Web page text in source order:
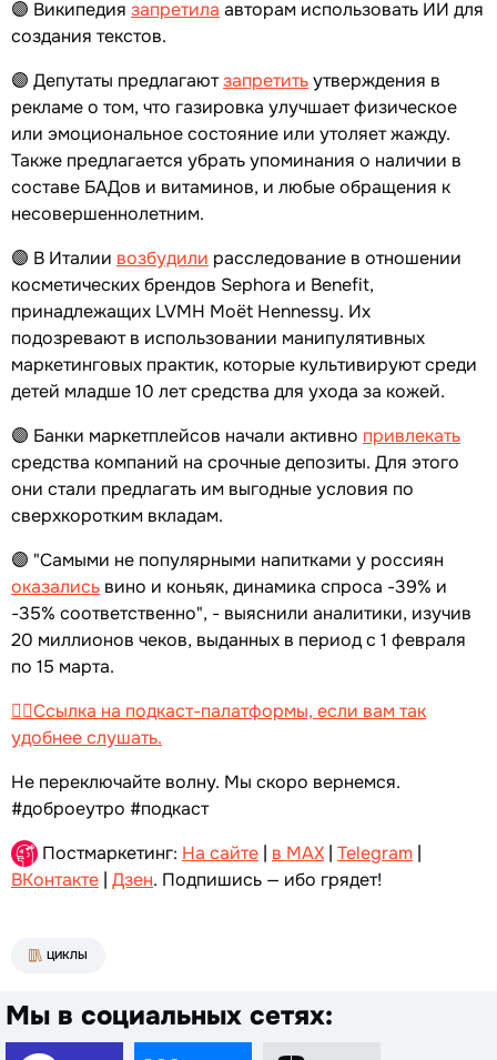
🟣 Википедия запретила авторам использовать ИИ для
создания текстов.
🟣 Депутаты предлагаютзапретитьутверждения в
рекламе о том, что газировка улучшает физическое
или эмоциональное состояние или утоляет жажду.
Также предлагается убрать упоминания о наличии в
составе БАДов и витаминов, и любые обращения к
несовершеннолетним.
🟣 В Италии возбудили расследование в отношении
косметических брендов Sephora и Benefit,
принадлежащих LVMH Moët Hennessy. Их
подозревают в использовании манипулятивных
маркетинговых практик, которые культивируют среди
детей младше 10 лет средства для ухода за кожей.
🟣 Банки маркетплейсов начали активно привлекать
средства компаний на срочные депозиты. Для этого
они стали предлагать им выгодные условия по
сверхкоротким вкладам.
🟣 "Самыми не популярными напитками у россиян
оказались вино и коньяк, динамика спроса -39% и
-35% соответственно", - выяснили аналитики, изучив
20 миллионов чеков, выданных в период с 1 февраля
по 15 марта.
👉🏻Ссылка на подкаст-палатформы, если вам так
удобнее слушать.
Не переключайте волну. Мы скоро вернемся.
#доброеутро #подкаст
Постмаркетинг: На сайте | в MAX | Telegram |
ВКонтакте | Дзен. Подпишись — ибо грядет!
ЦИКЛЫ
Мы в социальных сетях: